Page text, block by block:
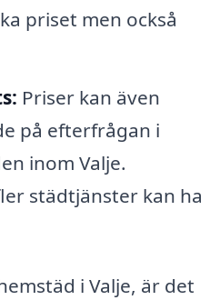
priset men också
Priser kan även
på efterfrågan i
inom Valje.
städtjänster kan ha
i Valje, är det